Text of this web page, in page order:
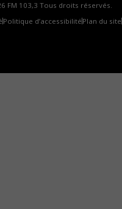
FM 103,3 Tous droits réservés.
Politique d’accessibilité Plan du site